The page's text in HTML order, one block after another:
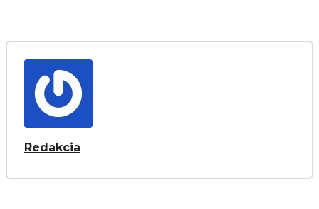
Redakcia